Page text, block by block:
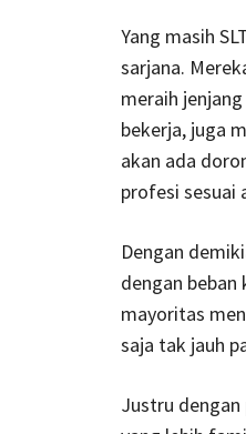
Yang masih
sarjana.
meraih
bekerja, juga
akan ada
profesi sesuai
Dengan
dengan beban
mayoritas
saja tak jauh
Justru